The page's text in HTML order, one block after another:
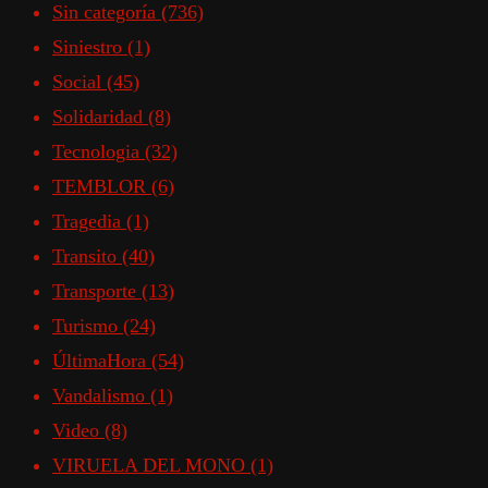
Sin categoría (736)
Siniestro (1)
Social (45)
Solidaridad (8)
Tecnologia (32)
TEMBLOR (6)
Tragedia (1)
Transito (40)
Transporte (13)
Turismo (24)
ÚltimaHora (54)
Vandalismo (1)
Video (8)
VIRUELA DEL MONO (1)